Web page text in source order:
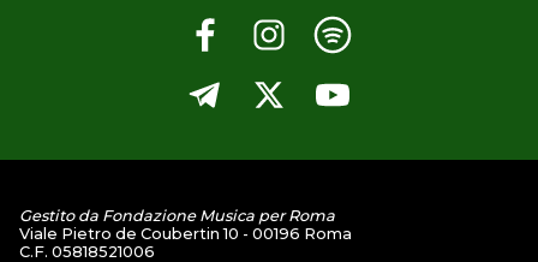
Gestito da Fondazione Musica per Roma
Viale Pietro de Coubertin 10 - 00196 Roma
C.F. 05818521006